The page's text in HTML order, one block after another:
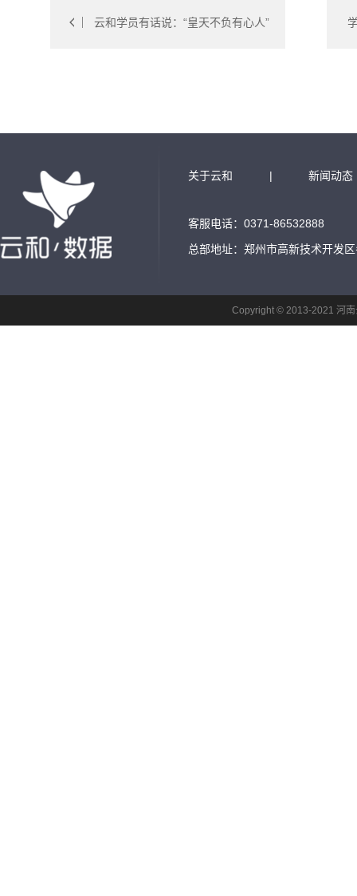
云和学员有话说：“皇天不负有心人”
关于云和 | 新闻动态
客服电话：0371-86532888
总部地址：郑州市高新技术开发
Copyright © 2013-2021 河